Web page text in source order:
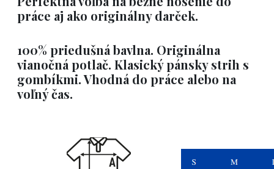
práce aj ako originálny darček.
100% priedušná bavlna. Originálna
vianočná potlač. Klasický pánsky strih s
gombíkmi. Vhodná do práce alebo na
voľný čas.